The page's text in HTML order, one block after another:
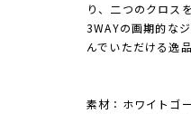
り、二つのクロス
3WAYの画期的な
んでいただける逸品
素材：ホワイトゴ